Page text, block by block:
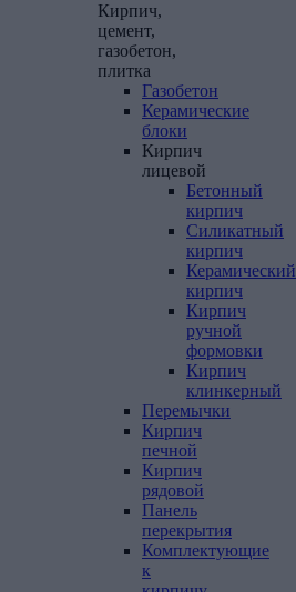
Кирпич,
цемент,
газобетон,
плитка
Газобетон
Керамические
блоки
Кирпич
лицевой
Бетонный
кирпич
Силикатный
кирпич
Керамический
кирпич
Кирпич
ручной
формовки
Кирпич
клинкерный
Перемычки
Кирпич
печной
Кирпич
рядовой
Панель
перекрытия
Комплектующие
к